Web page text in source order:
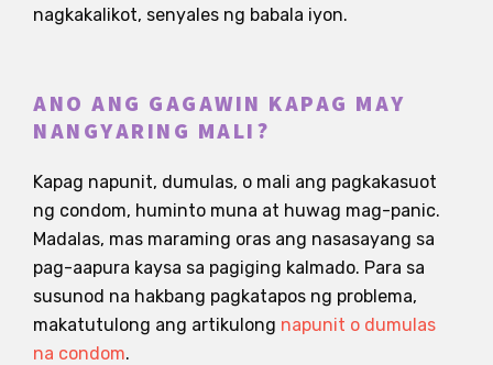
nagkakalikot, senyales ng babala iyon.
ANO ANG GAGAWIN KAPAG MAY
NANGYARING MALI?
Kapag napunit, dumulas, o mali ang pagkakasuot
ng condom, huminto muna at huwag mag-panic.
Madalas, mas maraming oras ang nasasayang sa
pag-aapura kaysa sa pagiging kalmado. Para sa
susunod na hakbang pagkatapos ng problema,
makatutulong ang artikulong napunit o dumulas
na condom.